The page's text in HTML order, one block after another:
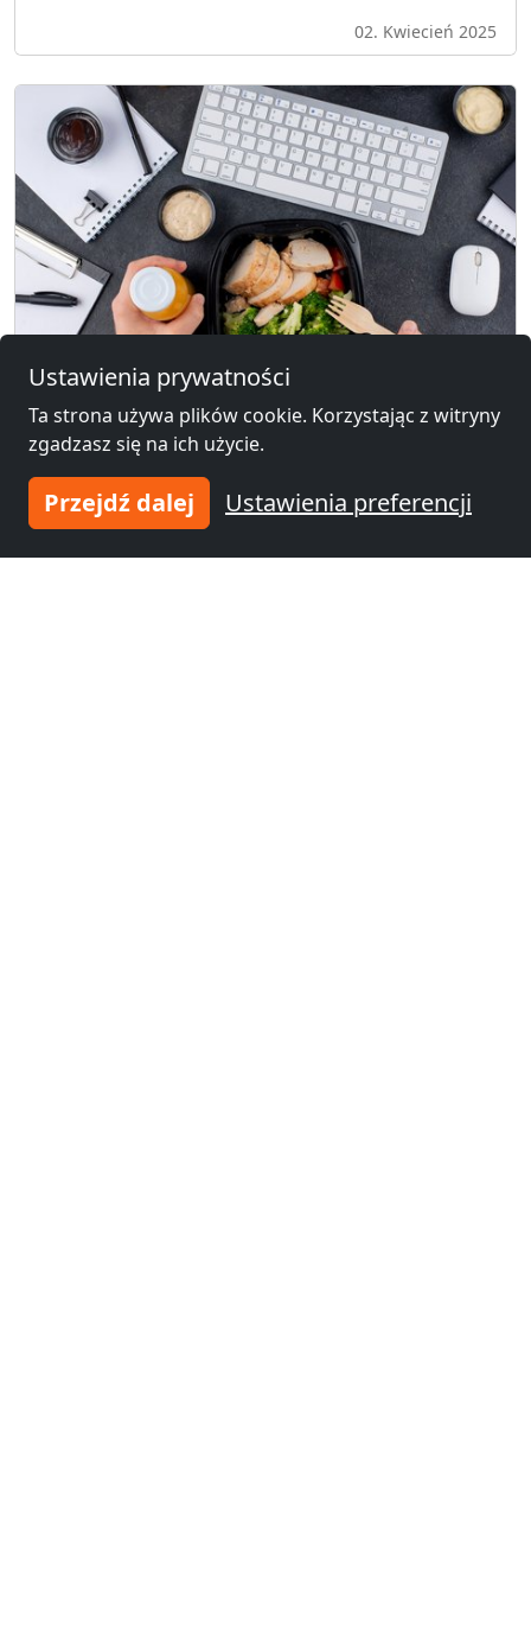
02. Kwiecień 2025
Posiłki regeneracyjne dla pracowników
– rozporządzenie, kiedy i komu
przysługują?
Ustawienia prywatności
Ta strona używa plików cookie. Korzystając z witryny
zgadzasz się na ich użycie.
Przejdź dalej Ustawienia preferencji